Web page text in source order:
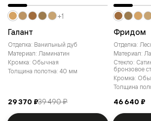
Галант
Отделка: Ванильный дуб
Материал: Ламинатин
Кромка: Обычная
Толщина полотна: 40 мм
29 370 ₽39 490 ₽
+1
Фридом
Отделка:
Материал:
Стекло:
бронзовое
Кромка:
Толщина
46 640 ₽